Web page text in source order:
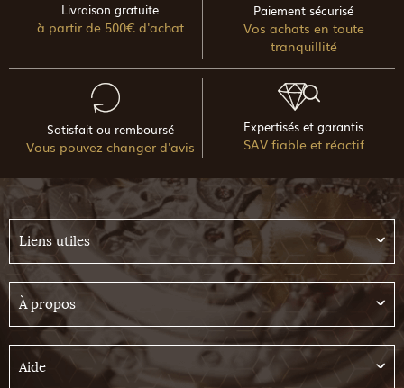
Livraison gratuite
à partir de 500€ d'achat
Paiement sécurisé
Vos achats en toute
tranquillité
Satisfait ou remboursé
Vous pouvez changer d'avis
Expertisés et garantis
SAV fiable et réactif
Liens utiles
À propos
Aide